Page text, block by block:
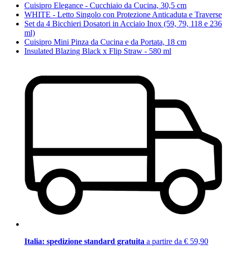
Cuisipro Elegance - Cucchiaio da Cucina, 30,5 cm
WHITE - Letto Singolo con Protezione Anticaduta e Traverse
Set da 4 Bicchieri Dosatori in Acciaio Inox (59, 79, 118 e 236
ml)
Cuisipro Mini Pinza da Cucina e da Portata, 18 cm
Insulated Blazing Black x Flip Straw - 580 ml
Italia: spedizione standard gratuita a partire da € 59,90